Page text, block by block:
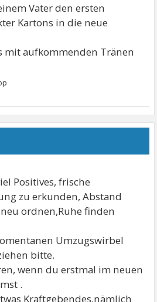
Vater den ersten
Kartons in die neue
mit aufkommenden Tränen
Positives, frische
zu erkunden, Abstand
ordnen,Ruhe finden
Umzugswirbel
bitte.
wenn du erstmal im neuen
.
Kraftgebendes,nämlich